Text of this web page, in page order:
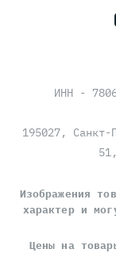
ИНН -
195027, Санкт-
Изображения
характер и
Цены на